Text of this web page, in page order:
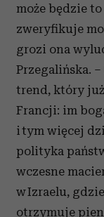
może będzie
zweryfikuje
grozi ona
Przegalińska.
trend, który
Francji: im
i tym więcej
polityka
wczesne
w Izraelu,
otrzymuje